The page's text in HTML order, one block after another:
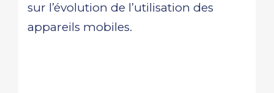
sur l’évolution de l’utilisation des
appareils mobiles.